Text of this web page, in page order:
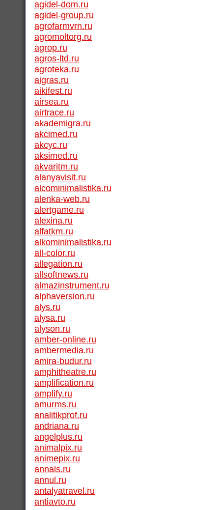
agidel-dom.ru
agidel-group.ru
agrofarmvrn.ru
agromoltorg.ru
agrop.ru
agros-ltd.ru
agroteka.ru
aigras.ru
aikifest.ru
airsea.ru
airtrace.ru
akademigra.ru
akcimed.ru
akcyc.ru
aksimed.ru
akvaritm.ru
alanyavisit.ru
alcominimalistika.ru
alenka-web.ru
alertgame.ru
alexina.ru
alfatkm.ru
alkominimalistika.ru
all-color.ru
allegation.ru
allsoftnews.ru
almazinstrument.ru
alphaversion.ru
alys.ru
alysa.ru
alyson.ru
amber-online.ru
ambermedia.ru
amira-budur.ru
amphitheatre.ru
amplification.ru
amplify.ru
amurms.ru
analitikprof.ru
andriana.ru
angelplus.ru
animalpix.ru
animepix.ru
annals.ru
annul.ru
antalyatravel.ru
antiavto.ru